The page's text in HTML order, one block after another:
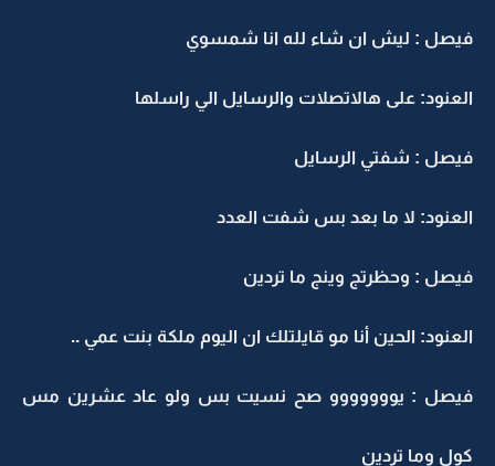
فيصل : ليش ان شاء لله انا شمسوي
العنود: على هالاتصلات والرسايل الي راسلها
فيصل : شفتي الرسايل
العنود: لا ما بعد بس شفت العدد
فيصل : وحظرتج وينج ما تردين
العنود: الحين أنا مو قايلتلك ان اليوم ملكة بنت عمي ..
فيصل : يووووووو صح نسيت بس ولو عاد عشرين مس
كول وما تردين